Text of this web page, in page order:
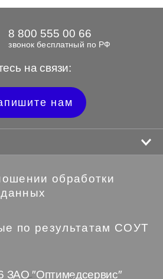
на связи:
8 800 555 00 66
звонок бесплатный по РФ
нам
обработки
по результатам СОУТ
ЗАО ″Оптимедсервис″